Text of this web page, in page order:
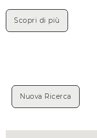
Scopri di più
Nuova Ricerca